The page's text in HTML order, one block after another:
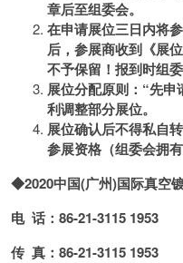
章后至组委会。
在申请展位三日内将
后，参展商收到《展
不予保留！报到时组
展位分配原则：“先
利调整部分展位。
展位确认后不得私自
参展资格（组委会拥
◆2020中国(广州)国际真空
电 话：86-21-3115 1953
传 真：86-21-3115 1953